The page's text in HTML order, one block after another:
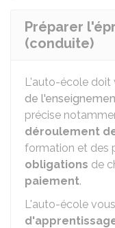
Préparer
(conduite)
L'auto-école doit
de
précise
déroulement
formation et des
obligations de
paiement.
L'auto-école